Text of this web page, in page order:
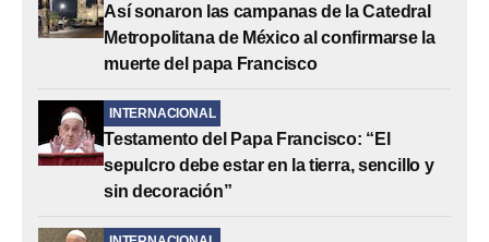
Así sonaron las campanas de la Catedral
Metropolitana de México al confirmarse la
muerte del papa Francisco
INTERNACIONAL
Testamento del Papa Francisco: “El
sepulcro debe estar en la tierra, sencillo y
sin decoración”